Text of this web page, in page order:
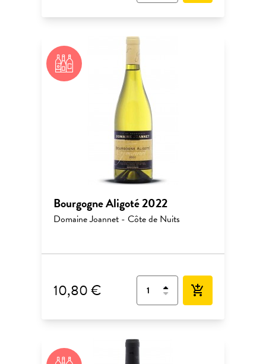
Bourgogne Aligoté 2022
Domaine Joannet - Côte de Nuits
10,80 € add_shopping_cart